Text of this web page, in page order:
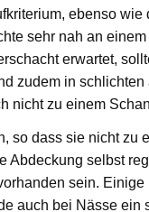
ebenso
sehr nah an
erwartet,
zudem in
nicht zu einem
so dass sie nicht zu
Abdeckung selbst
sein. Einige
auch bei Nässe ein